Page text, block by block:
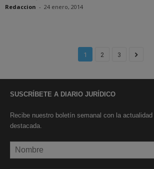
Redaccion - 24 enero, 2014
1 2 3
SUSCRÍBETE A DIARIO JURÍDICO
Recibe nuestro boletín semanal con la
destacada.